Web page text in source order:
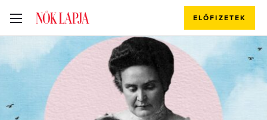
ELŐFIZETEK